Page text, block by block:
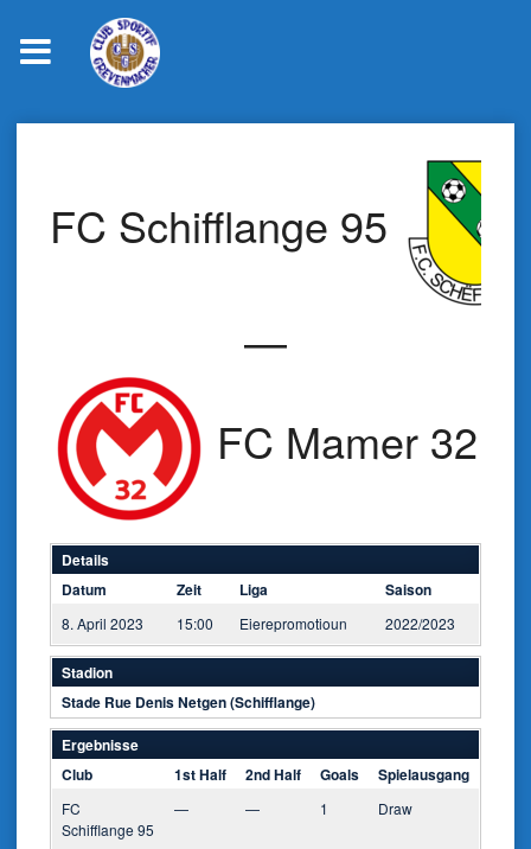
FC Schifflange 95
—
FC Mamer 32
Details
Datum
Zeit Liga Saison
8. April 2023 15:00 Eierepromotioun 2022/2023
Stadion
Stade Rue Denis Netgen (Schifflange)
Ergebnisse
Club
1st Half 2nd Half Goals Spielausgang
FC
Schifflange 95
— — 1 Draw